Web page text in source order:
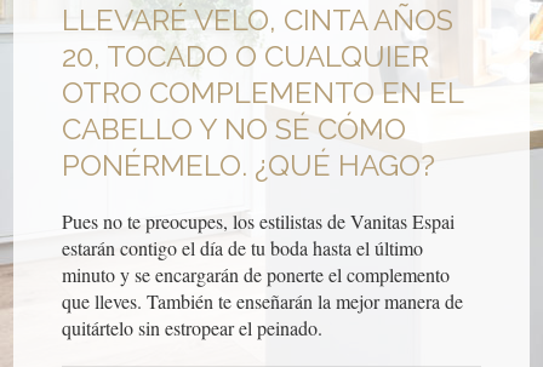
LLEVARÉ VELO, CINTA AÑOS
20, TOCADO O CUALQUIER
OTRO COMPLEMENTO EN EL
CABELLO Y NO SÉ CÓMO
PONÉRMELO. ¿QUÉ HAGO?
Pues no te preocupes, los estilistas de Vanitas Espai
estarán contigo el día de tu boda hasta el último
minuto y se encargarán de ponerte el complemento
que lleves. También te enseñarán la mejor manera de
quitártelo sin estropear el peinado.